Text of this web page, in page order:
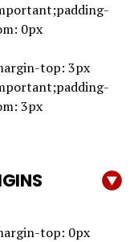
0px
top: 3px
3px
top: 0px